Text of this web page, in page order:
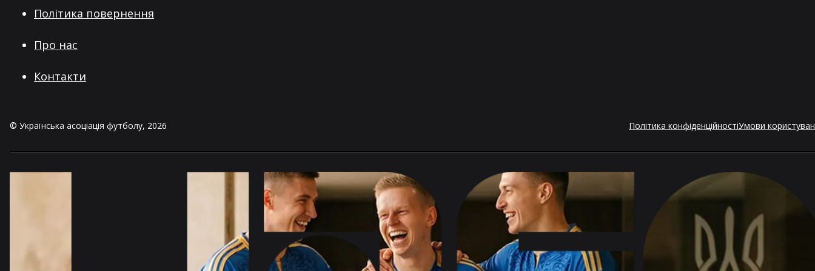
Політика повернення
Про нас
Контакти
© Українська асоціація футболу, 2026 Політика конфіденційностіУмови